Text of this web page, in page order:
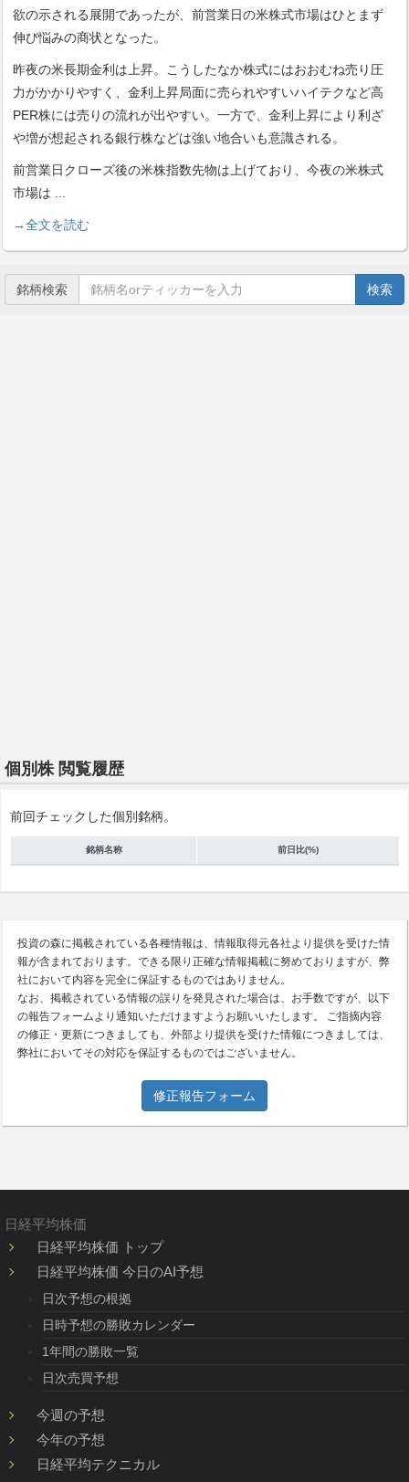
欲の示される展開であったが、前営業日の米株式市場はひとまず
伸び悩みの商状となった。
昨夜の米長期金利は上昇。こうしたなか株式にはおおむね売り圧
力がかかりやすく、金利上昇局面に売られやすいハイテクなど高
PER株には売りの流れが出やすい。一方で、金利上昇により利ざ
や増が想起される銀行株などは強い地合いも意識される。
前営業日クローズ後の米株指数先物は上げており、今夜の米株式
市場は
→全文を読む
銘柄検索 検索
個別株 閲覧履歴
前回チェックした個別銘柄。
銘柄名称 前日比(%)
投資の森に掲載されている各種情報は、情報取得元各社より提供を受けた情
報が含まれております。できる限り正確な情報掲載に努めておりますが、弊
社において内容を完全に保証するものではありません。
なお、掲載されている情報の誤りを発見された場合は、お手数ですが、以下
の報告フォームより通知いただけますようお願いいたします。 ご指摘内容
の修正・更新につきましても、外部より提供を受けた情報につきましては、
弊社においてその対応を保証するものではございません。
修正報告フォーム
日経平均株価
日経平均株価 トップ
日経平均株価 今日のAI予想
日次予想の根拠
日時予想の勝敗カレンダー
1年間の勝敗一覧
日次売買予想
今週の予想
今年の予想
日経平均テクニカル